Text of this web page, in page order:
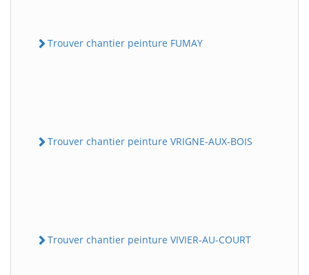
Trouver chantier peinture FUMAY
Trouver chantier peinture VRIGNE-AUX-BOIS
Trouver chantier peinture VIVIER-AU-COURT